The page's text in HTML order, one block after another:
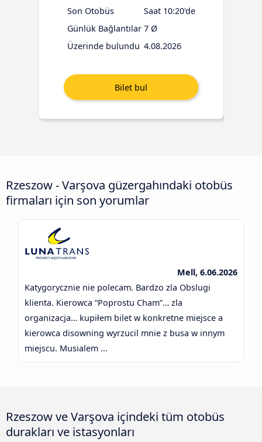
Son Otobüs
Saat 10:20'de
Günlük Bağlantılar 7 Ø
Üzerinde bulundu 4.08.2026
Rzeszow - Varşova güzergahındaki otobüs
firmaları için son yorumlar
Mell, 6.06.2026
Katygorycznie nie polecam. Bardzo zla Obslugi
klienta. Kierowca “Poprostu Cham”… zla
organizacja… kupiłem bilet w konkretne miejsce a
kierowca disowning wyrzucil mnie z busa w innym
miejscu. Musialem ...
Rzeszow ve Varşova içindeki tüm otobüs
durakları ve istasyonları